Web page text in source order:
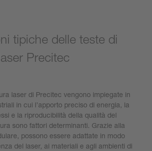
tipiche delle teste di
Precitec
laser di Precitec vengono impiegate in
in cui l’apporto preciso di energia, la
e la riproducibilità della qualità del
sono fattori determinanti. Grazie alla
possono essere adattate in modo
del laser, ai materiali e agli ambienti di